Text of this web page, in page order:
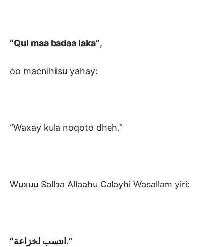
“Qul maa badaa laka”,
oo macnihiisu yahay:
“Waxay kula noqoto dheh.”
Wuxuu Sallaa Allaahu Calayhi Wasallam yiri:
“انتسب لخزاعة.”